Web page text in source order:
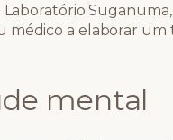
médico a elaborar
mental